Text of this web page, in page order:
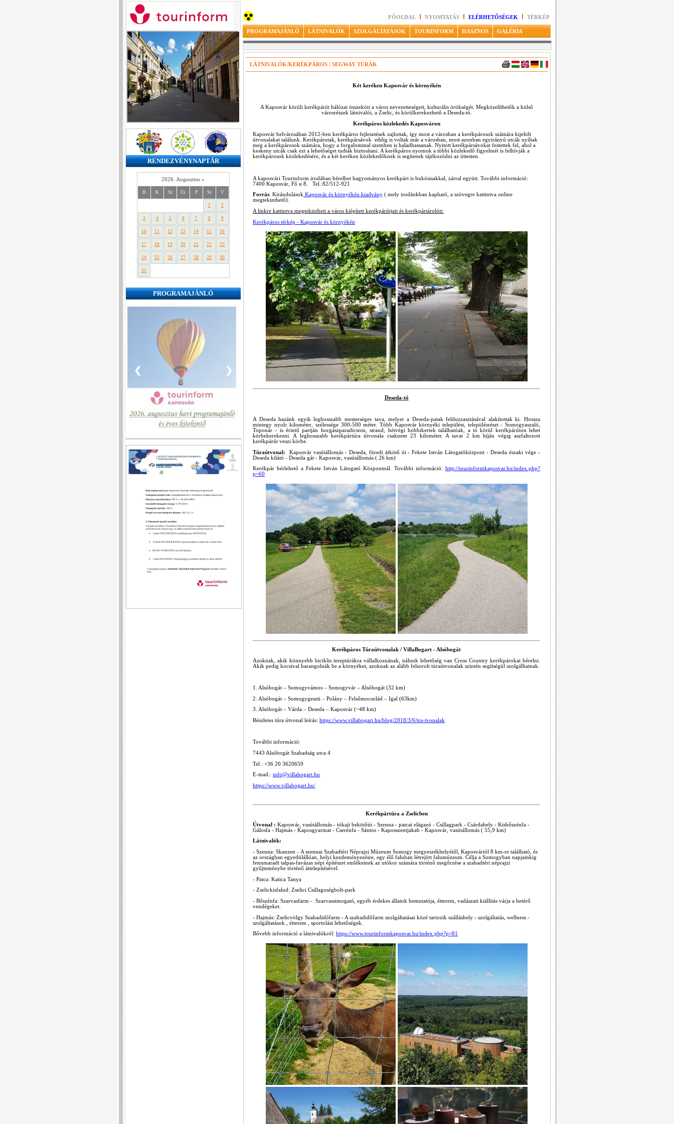
RENDEZVÉNYNAPTÁR
2026. Augusztus »
H K Sz Cs P Sz V
1 2
3 4 5 6 7 8 9
10 11 12 13 14 15 16
17 18 19 20 21 22 23
24 25 26 27 28 29 30
31
PROGRAMAJÁNLÓ
❮ ❯
FŐOLDAL NYOMTATÁS ELÉRHETŐSÉGEK TÉRKÉP
PROGRAMAJÁNLÓ LÁTNIVALÓK SZOLGÁLTATÁSOK TOURINFORM HASZNOS GALÉRIA
LÁTNIVALÓK/KERÉKPÁROS / SEGWAY TÚRÁK
Két keréken Kaposvár és környékén
A Kaposvár körüli kerékpárút hálózat összeköti a város nevezetteségeit, kulturális örökségét. Megközelíthetők a külső
városrészek látnivalói, a Zselic, és körülkerekezhető a Deseda-tó.
Kerékpáros közlekedés Kaposváron
Kaposvár belvárosában 2012-ben kerékpáros fejlesztések zajlottak, így most a városban a kerékpárosok számára kijelölt
útvonalakat találunk. Kerékpárutak, kerékpársávok eddig is voltak már a városban, most azonban egyirányú utcák nyíltak
meg a kerékpárosok számára, hogy a forgalommal szemben is haladhassanak. Nyitott kerékpársávokat festettek fel, ahol a
keskeny utcák csak ezt a lehetőséget tudták biztosítani. A kerékpáros nyomok a többi közlekedő figyelmét is felhívják a
kerékpárosok közlekedésére, és a két keréken közlekedőknek is segítenek tájékozódni az úttesten.
A kaposvári Tourinform irodában bérelhet hagyományos kerékpárt is bukósisakkal, zárral együtt. További információ:
7400 Kaposvár, Fő u 8. Tel.:82/512-921
Forrás: Kirándulások Kaposvár és környékén kiadvány ( mely irodánkban kapható, a szövegre kattintva online
megtekinthető).
A linkre kattintva megtekintheti a város kiépített kerékpárútjait és kerékpártárolóit:
Kerékpáros térkép - Kaposvár és környékén
Deseda-tó
A Deseda hazánk egyik leghosszabb mesterséges tava, melyet a Deseda-patak felduzzasztásával alakítottak ki. Hossza
mintegy nyolc kilométer, szélessége 300-500 méter. Több Kaposvár környéki települést, településrészt - Somogyaszaló,
Toponár - is érintő partján horgászparadicsom, strand, hétvégi hobbikertek találhatóak, a tó körül kerékpárúton lehet
körbekerekezni. A leghosszabb kerékpártúra útvonala csaknem 23 kilométer. A tavat 2 km híján végig aszfaltozott
kerékpárút veszi körbe.
Túraútvonal: Kaposvár vasútállomás - Deseda, füredi átkötő út - Fekete István Látogatóközpont - Deseda északi vége -
Deseda kilátó - Deseda gát - Kaposvár, vasútállomás ( 26 km)
Kerékpár bérlehető a Fekete István Látogató Központnál. További információ: http://tourinformkaposvar.hu/index.php?
p=60
Kerékpáros Túraútvonalak / VillaBogart - Alsóbogát
Azoknak, akik könnyebb biciklis tereptúrákra vállalkoznának, nálunk lehetőség van Cross Country kerékpárokat bérelni.
Akik pedig kocsival barangolnák be a környéket, azoknak az alább felsorolt túraútvonalak szintén segítségül szolgálhatnak.
1. Alsóbogát – Somogyvámos – Somogyvár – Alsóbogát (32 km)
2. Alsóbogát – Somogygeszti – Polány – Felsőmocsolád – Igal (63km)
3. Alsóbogát – Várda – Deseda – Kaposvár (~48 km)
Részletes túra útvonal leírás: https://www.villabogart.hu/blog/2018/3/6/tra-tvonalak
További információ:
7443 Alsóbogát Szabadság utca 4
Tel.: +36 20 3620659
E-mail.: info@villabogart.hu
https://www.villabogart.hu/
Kerékpártúra a Zselicben
Útvonal : Kaposvár, vasútállomás - tókaji bekötőút - Szenna - patcai elágazó - Csillagpark - Csárdahely - Kisbőszénfa -
Gálosfa - Hajmás - Kaposgyarmat - Cserénfa - Sántos - Kaposszentjakab - Kaposvár, vasútállomás ( 55,9 km)
Látnivalók:
- Szenna: Skanzen - A szennai Szabadtéri Néprajzi Múzeum Somogy megyeszékhelyétől, Kaposvártól 8 km-re található, és
az országban egyedülállóan, helyi kezdeményezésre, egy élő faluban létrejött falumúzeum. Célja a Somogyban napjainkig
fennmaradt talpas-favázas népi építészet emlékeinek az utókor számára történő megőrzése a szabadtéri néprajzi
gyűjteménybe történő áttelepítésével.
- Patca: Katica Tanya
- Zselickisfalud: Zselici Csillagoségbolt-park
- Bőszénfa: Szarvasfarm - Szarvassimogató, egyéb érdekes állatok bemutatója, étterem, vadászati kiállítás várja a betérő
vendégeket.
- Hajmás: Zselicvölgy Szabadidőfarm - A szabadidőfarm szolgáltatásai közé tartozik szálláshely - szolgáltatás, wellness -
szolgáltatások , étterem , sportolási lehetőségek.
Bővebb információ a látnivalókról: https://www.tourinformkaposvar.hu/index.php?p=81